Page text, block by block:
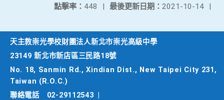
最後更新日期： 2021-10-14 |
點擊率： 448 |
天主教崇光學校財團法人新北市崇光高級中學
23149 新北市新店區三民路18號
No. 18, Sanmin Rd., Xindian Dist., New Taipei City 231,
Taiwan (R.O.C.)
聯絡電話
02-29112543